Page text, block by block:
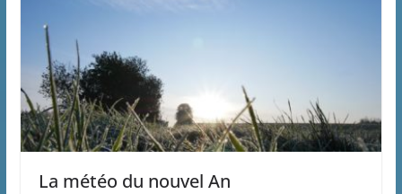
La météo du nouvel An